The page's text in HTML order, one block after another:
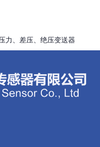
力、差压、绝压变送器